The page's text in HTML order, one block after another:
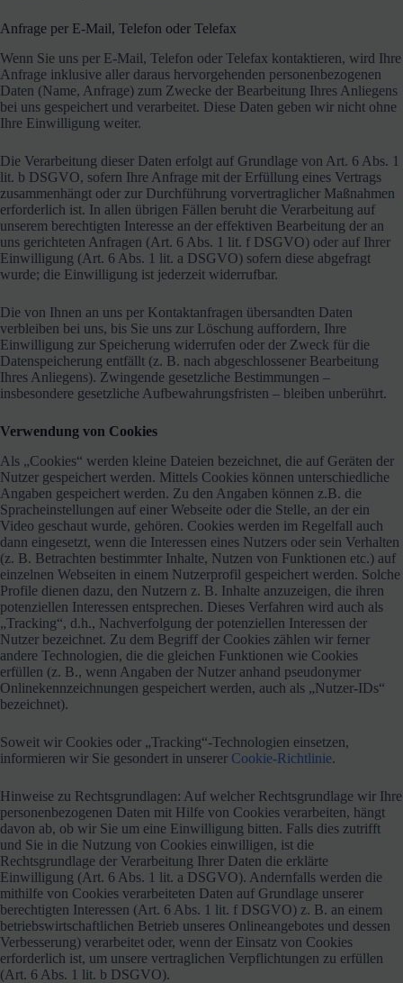
Anfrage per E-Mail, Telefon oder Telefax
Wenn Sie uns per E-Mail, Telefon oder Telefax kontaktieren, wird Ihre
Anfrage inklusive aller daraus hervorgehenden personenbezogenen
Daten (Name, Anfrage) zum Zwecke der Bearbeitung Ihres Anliegens
bei uns gespeichert und verarbeitet. Diese Daten geben wir nicht ohne
Ihre Einwilligung weiter.
Die Verarbeitung dieser Daten erfolgt auf Grundlage von Art. 6 Abs. 1
lit. b DSGVO, sofern Ihre Anfrage mit der Erfüllung eines Vertrags
zusammenhängt oder zur Durchführung vorvertraglicher Maßnahmen
erforderlich ist. In allen übrigen Fällen beruht die Verarbeitung auf
unserem berechtigten Interesse an der effektiven Bearbeitung der an
uns gerichteten Anfragen (Art. 6 Abs. 1 lit. f DSGVO) oder auf Ihrer
Einwilligung (Art. 6 Abs. 1 lit. a DSGVO) sofern diese abgefragt
wurde; die Einwilligung ist jederzeit widerrufbar.
Die von Ihnen an uns per Kontaktanfragen übersandten Daten
verbleiben bei uns, bis Sie uns zur Löschung auffordern, Ihre
Einwilligung zur Speicherung widerrufen oder der Zweck für die
Datenspeicherung entfällt (z. B. nach abgeschlossener Bearbeitung
Ihres Anliegens). Zwingende gesetzliche Bestimmungen –
insbesondere gesetzliche Aufbewahrungsfristen – bleiben unberührt.
Verwendung von Cookies
Als „Cookies“ werden kleine Dateien bezeichnet, die auf Geräten der
Nutzer gespeichert werden. Mittels Cookies können unterschiedliche
Angaben gespeichert werden. Zu den Angaben können z.B. die
Spracheinstellungen auf einer Webseite oder die Stelle, an der ein
Video geschaut wurde, gehören. Cookies werden im Regelfall auch
dann eingesetzt, wenn die Interessen eines Nutzers oder sein Verhalten
(z. B. Betrachten bestimmter Inhalte, Nutzen von Funktionen etc.) auf
einzelnen Webseiten in einem Nutzerprofil gespeichert werden. Solche
Profile dienen dazu, den Nutzern z. B. Inhalte anzuzeigen, die ihren
potenziellen Interessen entsprechen. Dieses Verfahren wird auch als
„Tracking“, d.h., Nachverfolgung der potenziellen Interessen der
Nutzer bezeichnet. Zu dem Begriff der Cookies zählen wir ferner
andere Technologien, die die gleichen Funktionen wie Cookies
erfüllen (z. B., wenn Angaben der Nutzer anhand pseudonymer
Onlinekennzeichnungen gespeichert werden, auch als „Nutzer-IDs“
bezeichnet).
Soweit wir Cookies oder „Tracking“-Technologien einsetzen,
informieren wir Sie gesondert in unserer Cookie-Richtlinie.
Hinweise zu Rechtsgrundlagen: Auf welcher Rechtsgrundlage wir Ihre
personenbezogenen Daten mit Hilfe von Cookies verarbeiten, hängt
davon ab, ob wir Sie um eine Einwilligung bitten. Falls dies zutrifft
und Sie in die Nutzung von Cookies einwilligen, ist die
Rechtsgrundlage der Verarbeitung Ihrer Daten die erklärte
Einwilligung (Art. 6 Abs. 1 lit. a DSGVO). Andernfalls werden die
mithilfe von Cookies verarbeiteten Daten auf Grundlage unserer
berechtigten Interessen (Art. 6 Abs. 1 lit. f DSGVO) z. B. an einem
betriebswirtschaftlichen Betrieb unseres Onlineangebotes und dessen
Verbesserung) verarbeitet oder, wenn der Einsatz von Cookies
erforderlich ist, um unsere vertraglichen Verpflichtungen zu erfüllen
(Art. 6 Abs. 1 lit. b DSGVO).